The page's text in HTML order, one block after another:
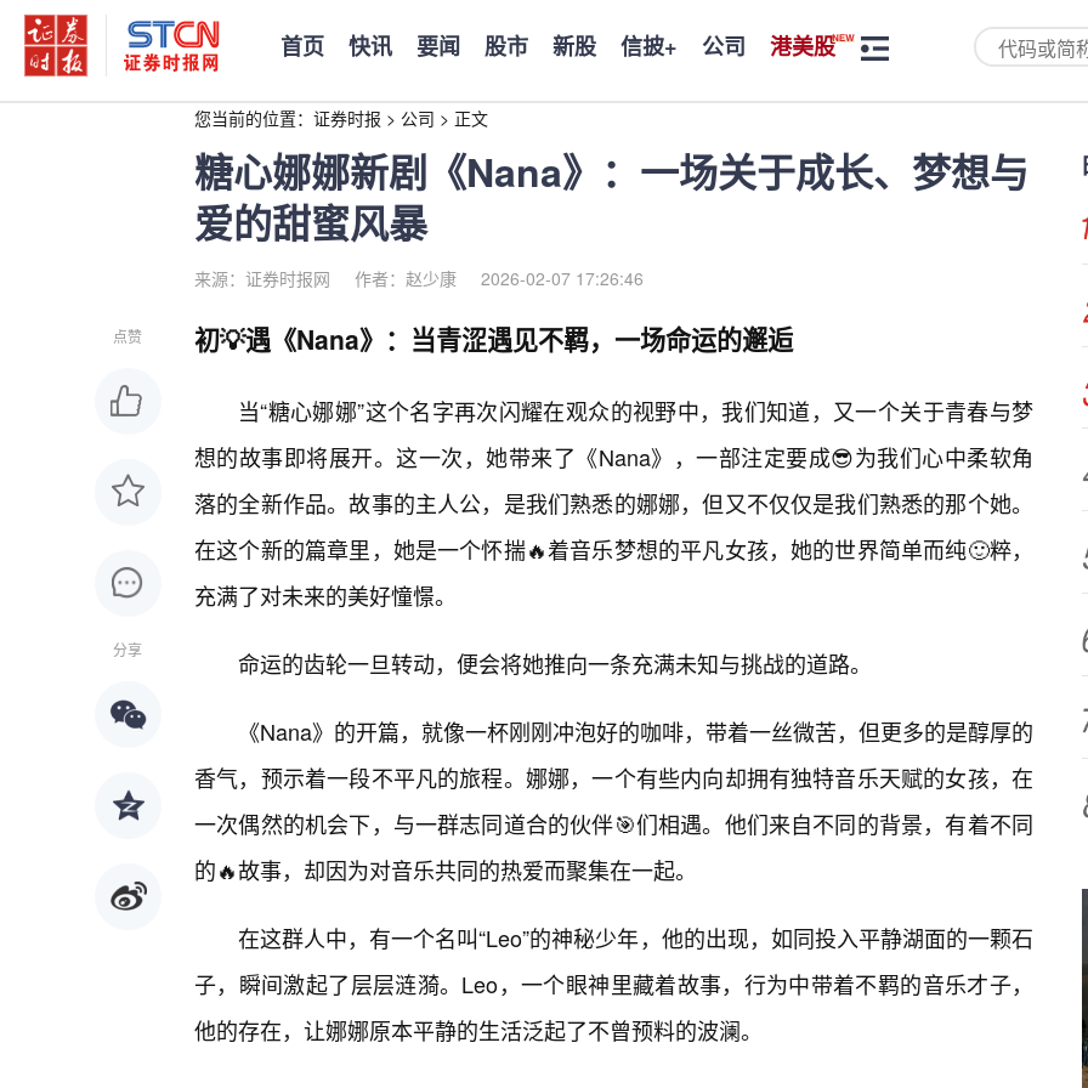
首页 快讯 要闻 股市 新股 信披+ 公司 港美股
您当前的位置： 证券时报 > 公司 > 正文
糖心娜娜新剧《Nana》：一场关于成长、梦想与
爱的甜蜜风暴
来源：证券时报网 作者：赵少康 2026-02-07 17:26:46
点赞
分享
初💡遇《Nana》：当青涩遇见不羁，一场命运的邂逅
当“糖心娜娜”这个名字再次闪耀在观众的视野中，我们知道，又一个关于青春与梦
想的故事即将展开。这一次，她带来了《Nana》，一部注定要成😎为我们心中柔软角
落的全新作品。故事的主人公，是我们熟悉的娜娜，但又不仅仅是我们熟悉的那个她。
在这个新的篇章里，她是一个怀揣🔥着音乐梦想的平凡女孩，她的世界简单而纯🙂粹，
充满了对未来的美好憧憬。
命运的齿轮一旦转动，便会将她推向一条充满未知与挑战的道路。
《Nana》的开篇，就像一杯刚刚冲泡好的咖啡，带着一丝微苦，但更多的是醇厚的
香气，预示着一段不平凡的旅程。娜娜，一个有些内向却拥有独特音乐天赋的女孩，在
一次偶然的机会下，与一群志同道合的伙伴🎯们相遇。他们来自不同的背景，有着不同
的🔥故事，却因为对音乐共同的热爱而聚集在一起。
在这群人中，有一个名叫“Leo”的神秘少年，他的出现，如同投入平静湖面的一颗石
子，瞬间激起了层层涟漪。Leo，一个眼神里藏着故事，行为中带着不羁的音乐才子，
他的存在，让娜娜原本平静的生活泛起了不曾预料的波澜。